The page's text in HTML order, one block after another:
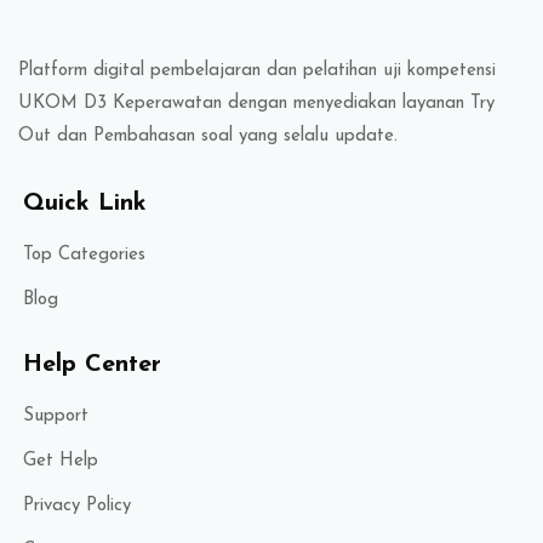
Platform digital pembelajaran dan pelatihan uji kompetensi
UKOM D3 Keperawatan dengan menyediakan layanan Try
Out dan Pembahasan soal yang selalu update.
Quick Link
Top Categories
Blog
Help Center
Support
Get Help
Privacy Policy